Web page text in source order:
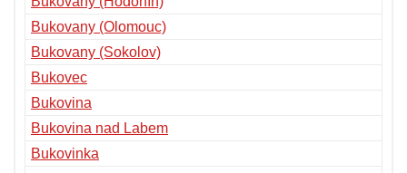
Bukovany (Olomouc)
Bukovany (Sokolov)
Bukovec
Bukovina
Bukovina nad Labem
Bukovinka